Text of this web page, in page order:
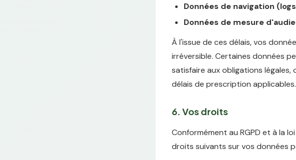
Données de navigation
Données de mesure
À l'issue de ces délais, vos
irréversible. Certaines données
satisfaire aux obligations légales,
délais de prescription applicables.
6. Vos droits
Conformément au RGPD et à la
droits suivants sur vos données